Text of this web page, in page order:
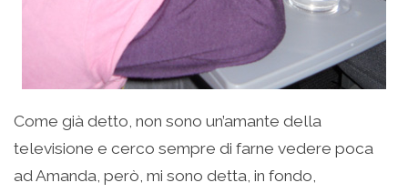
Come già detto, non sono un’amante della
televisione e cerco sempre di farne vedere poca
ad Amanda, però, mi sono detta, in fondo,